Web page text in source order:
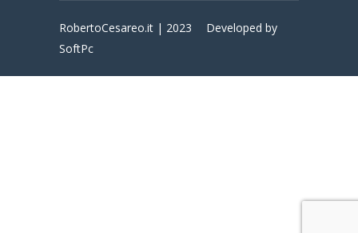
RobertoCesareo.it | 2023
Developed by
SoftPc